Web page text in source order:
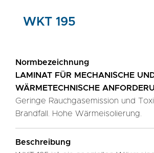
WKT 195
Normbezeichnung
LAMINAT FÜR MECHANISCHE
WÄRMETECHNISCHE
Geringe Rauchgasemission und
Brandfall. Hohe Wärmeisolierung.
Beschreibung